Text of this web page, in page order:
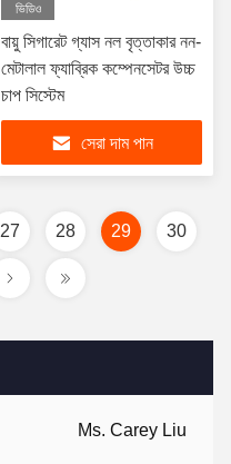
Ms. Carey Liu
ভিডিও
বায়ু সিগারেট গ্যাস নল বৃত্তাকার নন-
মেটালাল ফ্যাব্রিক কম্পেনসেটর উচ্চ
চাপ সিস্টেম
সেরা দাম পান
27 28 29 30